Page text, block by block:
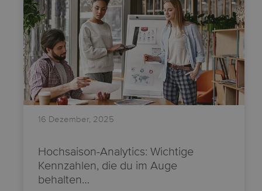
16 Dezember, 2025
Hochsaison-Analytics: Wichtige
Kennzahlen, die du im Auge
behalten…